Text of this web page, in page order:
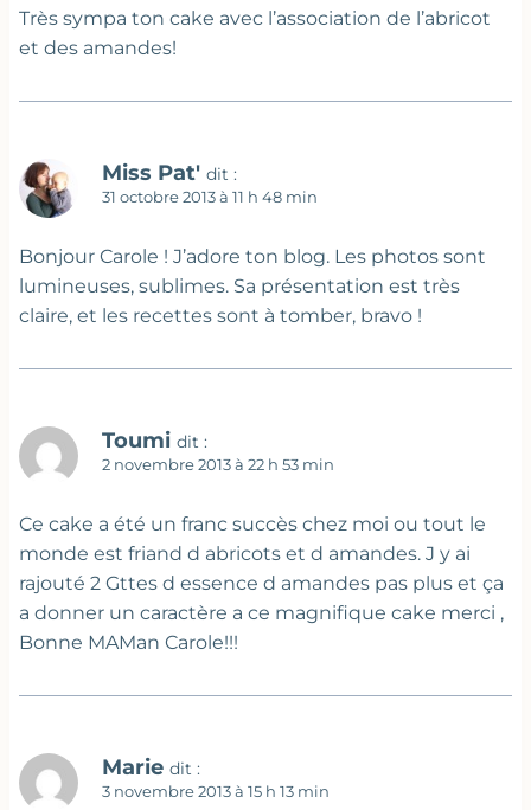
Très sympa ton cake avec l’association de l’abricot
et des amandes!
Miss Pat' dit :
31 octobre 2013 à 11 h 48 min
Bonjour Carole ! J’adore ton blog. Les photos sont
lumineuses, sublimes. Sa présentation est très
claire, et les recettes sont à tomber, bravo !
Toumi dit :
2 novembre 2013 à 22 h 53 min
Ce cake a été un franc succès chez moi ou tout le
monde est friand d abricots et d amandes. J y ai
rajouté 2 Gttes d essence d amandes pas plus et ça
a donner un caractère a ce magnifique cake merci ,
Bonne MAMan Carole!!!
Marie dit :
3 novembre 2013 à 15 h 13 min